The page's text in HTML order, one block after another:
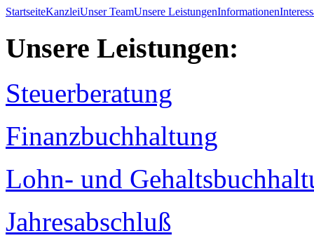
StartseiteKanzleiUnser TeamUnsere LeistungenInformationen
Unsere Leistungen:
Steuerberatung
Finanzbuchhaltung
Lohn- und
Jahresabschluß